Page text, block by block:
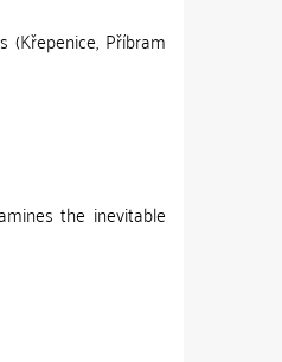
Příbram
the inevitable